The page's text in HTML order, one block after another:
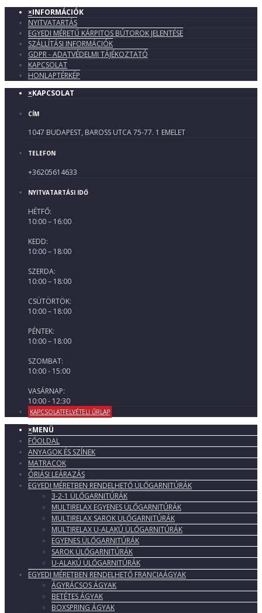
×INFORMÁCIÓK
NYITVATARTÁS
EGYEDI MÉRETŰ KÁRPITOS BÚTOROK JELENTÉSE
SZÁLLÍTÁSI INFORMÁCIÓK
GDPR - ADATVÉDELMI TÁJÉKOZTATÓ
KAPCSOLAT
HONLAPTÉRKÉP
×KAPCSOLAT
CÍM
1047 BUDAPEST, BAROSS UTCA 75-77. 1 EMELET
TELEFON
+36205614633
NYITVATARTÁSI IDŐ
HÉTFŐ:
10:00 – 16:00
KEDD:
10:00 – 18:00
SZERDA:
10:00 – 18:00
CSÜTÖRTÖK:
10:00 – 18:00
PÉNTEK:
10:00 – 18:00
SZOMBAT:
10:00 - 15:00
VASÁRNAP:
10:00 - 12:30
KAPCSOLATFELVÉTELI ŰRLAP
×MENÜ
FŐOLDAL
ANYAGOK ÉS SZÍNEK
MATRACOK
ÓRIÁSI LEÁRAZÁS
EGYEDI MÉRETBEN RENDELHETŐ ÜLŐGARNITÚRÁK
3-2-1 ÜLŐGARNITÚRÁK
MULTIRELAX EGYENES ÜLŐGARNITÚRÁK
MULTIRELAX SAROK ÜLŐGARNITÚRÁK
MULTIRELAX U-ALAKÚ ÜLŐGARNITÚRÁK
EGYENES ÜLŐGARNITÚRÁK
SAROK ÜLŐGARNITÚRÁK
U-ALAKÚ ÜLŐGARNITÚRÁK
EGYEDI MÉRETBEN RENDELHETŐ FRANCIAÁGYAK
ÁGYRÁCSOS ÁGYAK
BETÉTES ÁGYAK
BOXSPRING ÁGYAK